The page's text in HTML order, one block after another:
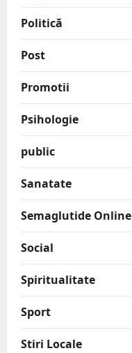
Politică
Post
Promotii
Psihologie
public
Sanatate
Semaglutide Online
Social
Spiritualitate
Sport
Stiri Locale